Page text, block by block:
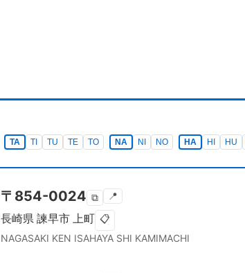
TA TI TU TE TO NA NI NO HA HI HU
〒 854-0024 ⧉ 📍
長崎県 諫早市 上町 📋
NAGASAKI KEN ISAHAYA SHI KAMIMACHI